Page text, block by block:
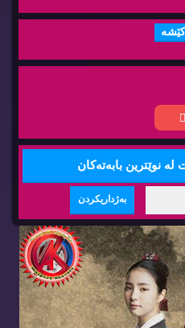
كێشه‌
له‌ نوێترین بابه‌ته‌كان